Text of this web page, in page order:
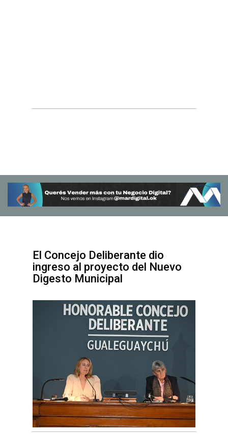
El Concejo Deliberante dio
ingreso al proyecto del Nuevo
Digesto Municipal